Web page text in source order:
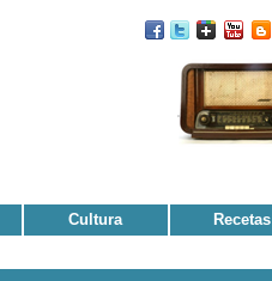
Cultura Recetas